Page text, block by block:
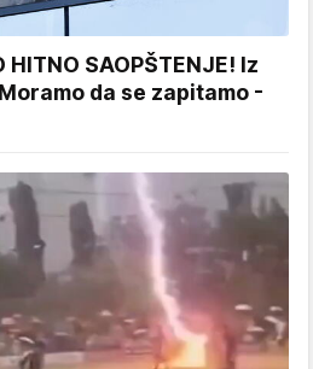
HITNO SAOPŠTENJE! Iz
da se zapitamo -